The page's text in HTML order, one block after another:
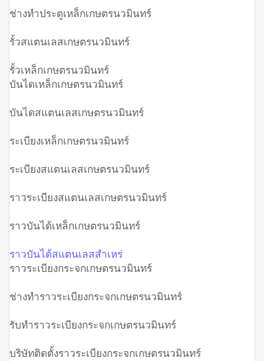
ช่างทำประตูเหล็กเกษตรนวมินทร์
รั้วสแตนเลสเกษตรนวมินทร์
รั้วเหล็กเกษตรนวมินทร์
บันไดเหล็กเกษตรนวมินทร์
บันไดสแตนเลสเกษตรนวมินทร์
ระเบียงเหล็กเกษตรนวมินทร์
ระเบียงสแตนเลสเกษตรนวมินทร์
ราวระเบียงสแตนเลสเกษตรนวมินทร์
ราวบันได้เหล็กเกษตรนวมินทร์
ราวบันได้สแตนเลสสำเหร่
ราวระเบียงกระจกเกษตรนวมินทร์
ช่างทำราวระเบียงกระจกเกษตรนวมินทร์
รับทำราวระเบียงกระจกเกษตรนวมินทร์
บริษัทติดตั้งราวระเบียงกระจกเกษตรนวมินทร์